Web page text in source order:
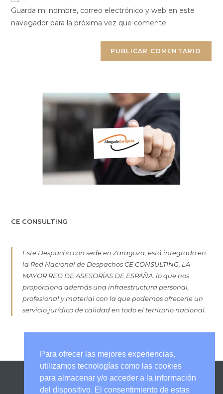
Guarda mi nombre, correo electrónico y web en este
navegador para la próxima vez que comente.
CE CONSULTING
Este Despacho con sede en Zaragoza, está integrado en
la Red Nacional de DespachosCE CONSULTING, LA
MAYOR RED DE ASESORÍAS DE ESPAÑA, lo que nos
proporciona además una infraestructura personal,
profesional y material con la que podemos ofrecerle un
servicio jurídico de calidad en todo el territorio nacional.
Para ofrecer las mejores experiencias,
utilizamos tecnologías como las cookies
para almacenar y/o acceder a la información
del dispositivo. El consentimiento de estas